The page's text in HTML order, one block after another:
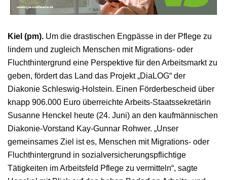
Kiel (pm). Um die drastischen Engpässe in der Pflege zu
lindern und zugleich Menschen mit Migrations- oder
Fluchthintergrund eine Perspektive für den Arbeitsmarkt zu
geben, fördert das Land das Projekt „DiaLOG“ der
Diakonie Schleswig-Holstein. Einen Förderbescheid über
knapp 906.000 Euro überreichte Arbeits-Staatssekretärin
Susanne Henckel heute (24. Juni) an den kaufmännischen
Diakonie-Vorstand Kay-Gunnar Rohwer. „Unser
gemeinsames Ziel ist es, Menschen mit Migrations- oder
Fluchthintergrund in sozialversicherungspflichtige
Tätigkeiten im Arbeitsfeld Pflege zu vermitteln“, sagte